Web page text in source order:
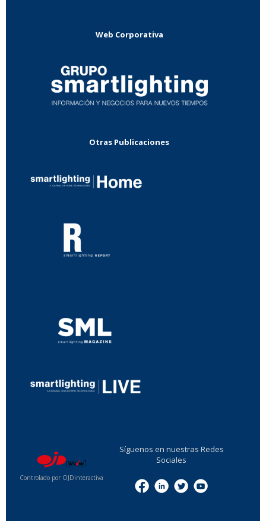
Web Corporativa
Otras Publicaciones
Controlado por OJDinteractiva
Síguenos en nuestras Redes
Sociales